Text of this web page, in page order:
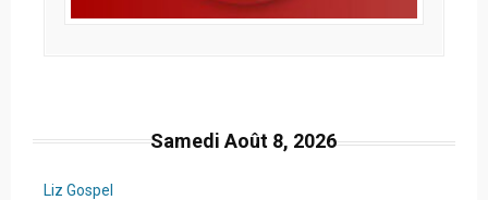
Samedi Août 8, 2026
Liz Gospel